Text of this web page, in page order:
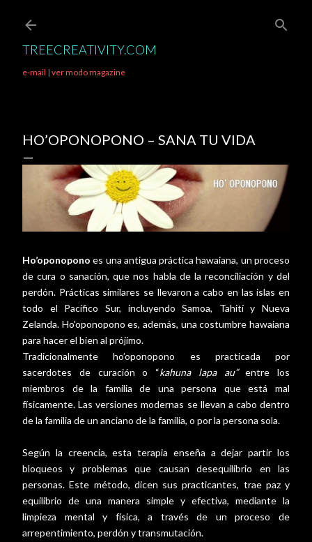
TREECREATIVITY.COM
e-mail | ver modo magazine
HO’OPONOPONO – SANA TU VIDA
Ho’oponopono es una antigua práctica hawaiana, un proceso
de cura o sanación, que nos habla de la reconciliación y del
perdón. Prácticas similares se llevaron a cabo en las islas en
todo el Pacífico Sur, incluyendo Samoa, Tahití y Nueva
Zelanda. Ho'oponopono es, además, una costumbre hawaiana
para hacer el bien al prójimo.
Tradicionalmente ho’oponopono es practicada por
sacerdotes de curación o “kahuna lapa au”entre los
miembros de la familia de una persona que está mal
físicamente. Las versiones modernas se llevan a cabo dentro
de la familia de un anciano de la familia, o por la persona sola.
Según la creencia, esta terapia enseña a dejar partir los
bloqueos y problemas que causan desequilibrio en las
personas. Este método, dicen sus practicantes, trae paz y
equilibrio de una manera simple y efectiva, mediante la
limpieza mental y física, a través de un proceso de
arrepentimiento, perdón y transmutación.